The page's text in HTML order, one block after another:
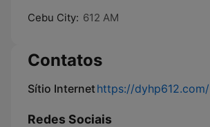
Cebu City: 612 AM
Contatos
Sítio Internethttps://dyhp612.com/
Redes Sociais